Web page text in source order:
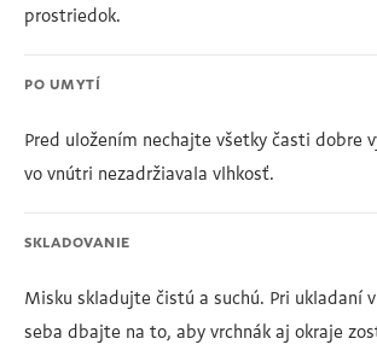
prostriedok.
PO UMYTÍ
Pred uložením nechajte všetky časti dobre
vo vnútri nezadržiavala vlhkosť.
SKLADOVANIE
Misku skladujte čistú a suchú. Pri ukladaní
seba dbajte na to, aby vrchnák aj okraje